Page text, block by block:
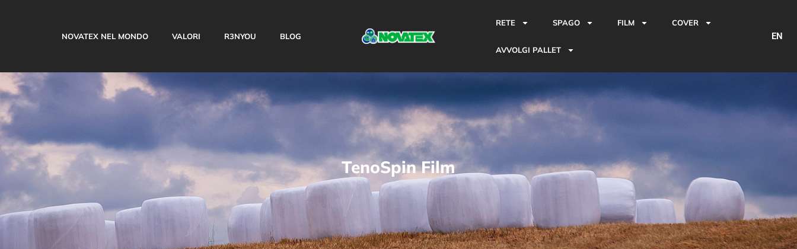
NOVATEX NEL MONDO VALORI R3NYOU BLOG
RETE SPAGO FILM COVER
AVVOLGI PALLET
EN
TenoSpin Film